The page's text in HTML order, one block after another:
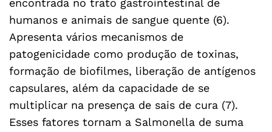
encontrada no trato gastrointestinal de
humanos e animais de sangue quente (6).
Apresenta vários mecanismos de
patogenicidade como produção de toxinas,
formação de biofilmes, liberação de antígenos
capsulares, além da capacidade de se
multiplicar na presença de sais de cura (7).
Esses fatores tornam a Salmonella de suma